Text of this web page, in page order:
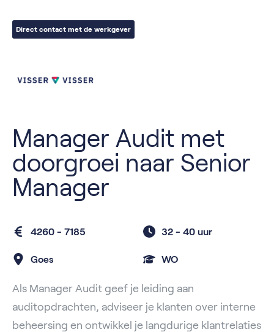
Direct contact met de werkgever
Manager Audit met
doorgroei naar Senior
Manager
4260 - 7185 32 - 40 uur
Goes WO
Als Manager Audit geef je leiding aan
auditopdrachten, adviseer je klanten over interne
beheersing en ontwikkel je langdurige klantrelaties